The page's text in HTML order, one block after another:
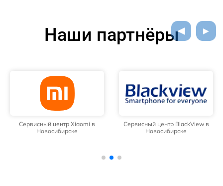
Наши партнёры
Сервисный центр Xiaomi в
Новосибирске
Сервисный центр BlackView в
Новосибирске